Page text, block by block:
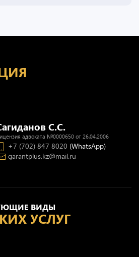
ВИДЫ
УСЛУГ
С.С.
адвоката №0000650 от 26.04.2006
+7 (702) 847 8020 (WhatsApp)
garantplus.kz@mail.ru